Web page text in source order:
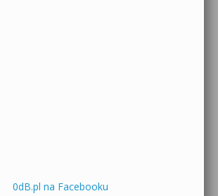
0dB.pl na Facebooku